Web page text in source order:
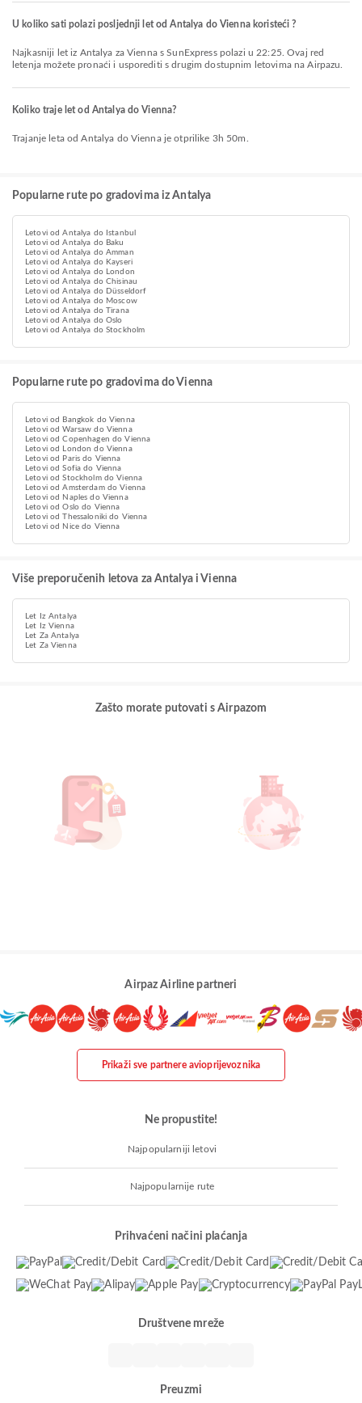
U koliko sati polazi posljednji let od Antalya do Vienna koristeći ?
Najkasniji let iz Antalya za Vienna s SunExpress polazi u 22:25. Ovaj red
letenja možete pronaći i usporediti s drugim dostupnim letovima na Airpazu.
Koliko traje let od Antalya do Vienna?
Trajanje leta od Antalya do Vienna je otprilike 3h 50m.
Popularne rute po gradovima iz Antalya
Letovi od Antalya do Istanbul
Letovi od Antalya do Baku
Letovi od Antalya do Amman
Letovi od Antalya do Kayseri
Letovi od Antalya do London
Letovi od Antalya do Chisinau
Letovi od Antalya do Düsseldorf
Letovi od Antalya do Moscow
Letovi od Antalya do Tirana
Letovi od Antalya do Oslo
Letovi od Antalya do Stockholm
Popularne rute po gradovima do Vienna
Letovi od Bangkok do Vienna
Letovi od Warsaw do Vienna
Letovi od Copenhagen do Vienna
Letovi od London do Vienna
Letovi od Paris do Vienna
Letovi od Sofia do Vienna
Letovi od Stockholm do Vienna
Letovi od Amsterdam do Vienna
Letovi od Naples do Vienna
Letovi od Oslo do Vienna
Letovi od Thessaloniki do Vienna
Letovi od Nice do Vienna
Više preporučenih letova za Antalya i Vienna
Let Iz Antalya
Let Iz Vienna
Let Za Antalya
Let Za Vienna
Zašto morate putovati s Airpazom
Airpaz Airline partneri
Prikaži sve partnere avioprijevoznika
Ne propustite!
Najpopularniji letovi
Najpopularnije rute
Prihvaćeni načini plaćanja
Društvene mreže
Preuzmi